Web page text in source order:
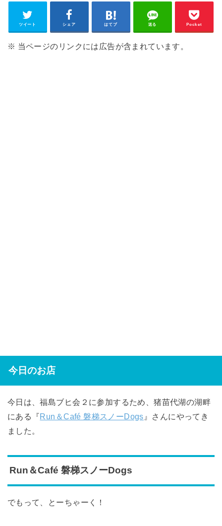
ツイート シェア はてブ 送る Pocket
※ 当ページのリンクには広告が含まれています。
今日のお店
今日は、福島ブヒ会２に参加するため、猪苗代湖の湖畔
にある『Run＆Café 磐梯スノーDogs 』さんにやってき
ました。
Run＆Café 磐梯スノーDogs
でもって、とーちゃーく！